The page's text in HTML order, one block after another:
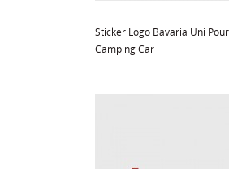
Sticker Logo Bavaria Uni Pour
Camping Car